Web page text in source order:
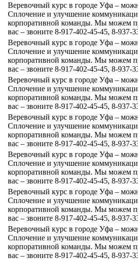
Веревочный курс в городе Уфа –
Сплочение и улучшение
корпоративной команды. Мы можем
вас – звоните 8-917-402-45-45, 8-937-
Веревочный курс в городе Уфа –
Сплочение и улучшение
корпоративной команды. Мы можем
вас – звоните 8-917-402-45-45, 8-937-
Веревочный курс в городе Уфа –
Сплочение и улучшение
корпоративной команды. Мы можем
вас – звоните 8-917-402-45-45, 8-937-
Веревочный курс в городе Уфа –
Сплочение и улучшение
корпоративной команды. Мы можем
вас – звоните 8-917-402-45-45, 8-937-
Веревочный курс в городе Уфа –
Сплочение и улучшение
корпоративной команды. Мы можем
вас – звоните 8-917-402-45-45, 8-937-
Веревочный курс в городе Уфа –
Сплочение и улучшение
корпоративной команды. Мы можем
вас – звоните 8-917-402-45-45, 8-937-
Веревочный курс в городе Уфа –
Сплочение и улучшение
корпоративной команды. Мы можем
вас – звоните 8-917-402-45-45, 8-937-